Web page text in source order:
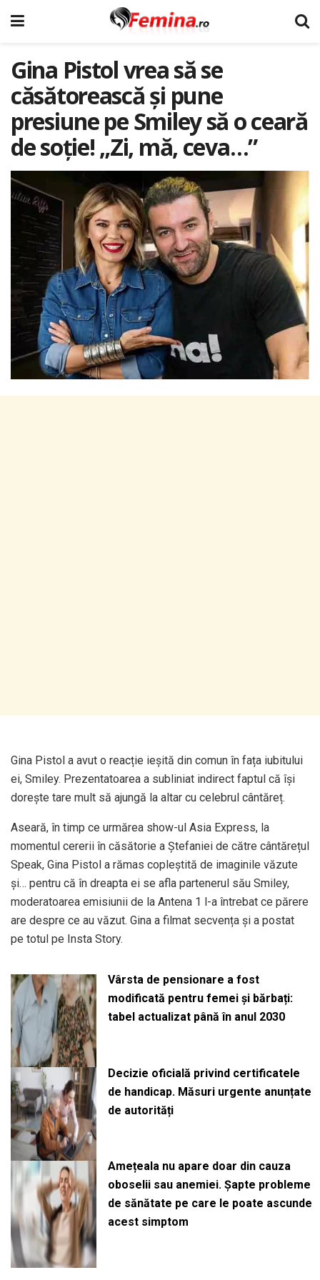
Gina Pistol vrea să se
căsătorească şi pune
presiune pe Smiley să o ceară
de soţie! „Zi, mă, ceva…”
Gina Pistol a avut o reacție ieșită din comun în fața iubitului
ei, Smiley. Prezentatoarea a subliniat indirect faptul că își
dorește tare mult să ajungă la altar cu celebrul cântăreț.
Aseară, în timp ce urmărea show-ul Asia Express, la
momentul cererii în căsătorie a Ștefaniei de către cântărețul
Speak, Gina Pistol a rămas copleștită de imaginile văzute
și… pentru că în dreapta ei se afla partenerul său Smiley,
moderatoarea emisiunii de la Antena 1 l-a întrebat ce părere
are despre ce au văzut. Gina a filmat secvența și a postat
pe totul pe Insta Story.
Vârsta de pensionare a fost
modificată pentru femei și bărbați:
tabel actualizat până în anul 2030
Decizie oficială privind certificatele
de handicap. Măsuri urgente anunțate
de autorități
Amețeala nu apare doar din cauza
oboselii sau anemiei. Șapte probleme
de sănătate pe care le poate ascunde
acest simptom